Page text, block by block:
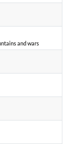
and wars